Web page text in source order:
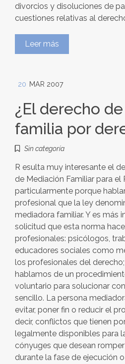
divorcios y disoluciones de
cuestiones relativas al
Leer más
20 MAR 2007
¿El derecho
familia por
Sin categoría
R esulta muy interesante el
de Mediación Familiar para el
particularmente porque
profesional que la ley
mediadora familiar. Y es más
solicitud que esta norma
profesionales: psicólogos,
educadores sociales como
los profesionales del
hablamos de un
voluntario para solucionar
sencillo. La persona
evitar, poner fin o reducir el
decir, conflictos que tienen
legalmente disponibles para
cónyuges que desean
durante la fase de ejecución